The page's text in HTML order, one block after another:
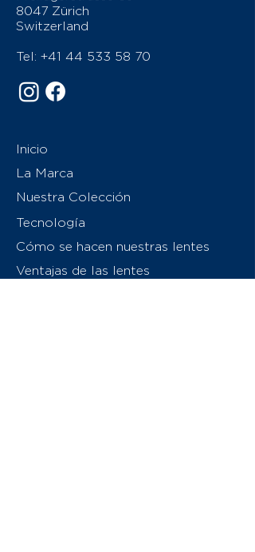
8047 Zürich
Switzerland
Tel: +41 44 533 58 70
Inicio
La Marca
Nuestra Colección
Tecnología
Cómo se hacen nuestras lentes
Ventajas de las lentes